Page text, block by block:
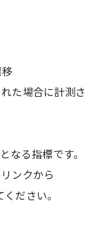
た場合に計測さ
なる指標です。
ンクから
ださい。